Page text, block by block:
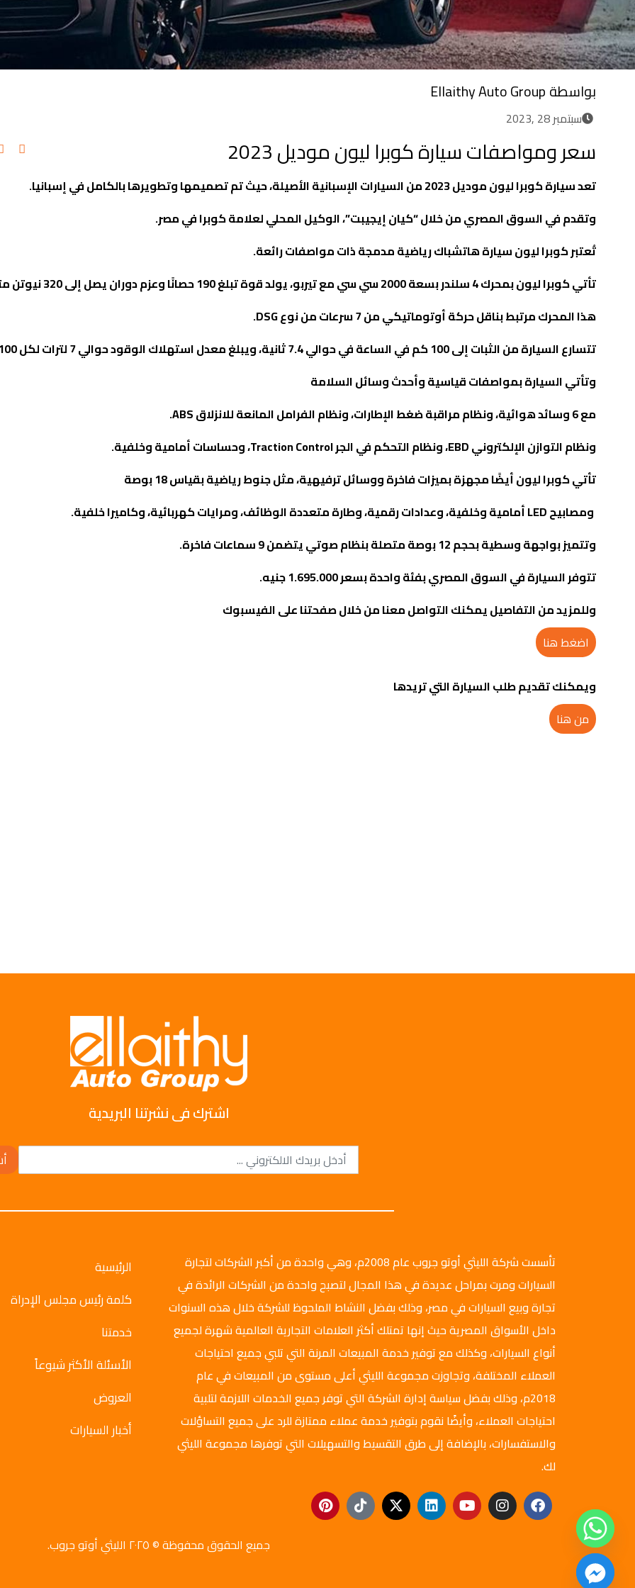
بواسطةEllaithy Auto Group
سبتمبر 28 ,2023
سعر ومواصفات سيارة كوبرا ليون موديل 2023
تعد سيارة كوبرا ليون موديل 2023 من السيارات الإسبانية الأصيلة، حيث تم تصميمها وتطويرها بالكامل في إسبانيا.
وتقدم في السوق المصري من خلال “كيان إيجيبت”، الوكيل المحلي لعلامة كوبرا في مصر.
تُعتبر كوبرا ليون سيارة هاتشباك رياضية مدمجة ذات مواصفات رائعة.
تأتي كوبرا ليون بمحرك 4 سلندر بسعة 2000 سي سي مع تيربو، يولد قوة تبلغ 190 حصانًا وعزم دوران يصل إلى 320 نيوتن متر.
هذا المحرك مرتبط بناقل حركة أوتوماتيكي من 7 سرعات من نوع
DSG
.
تتسارع السيارة من الثبات إلى 100 كم في الساعة في حوالي 7.4 ثانية، ويبلغ معدل استهلاك الوقود حوالي 7 لترات لكل 100 كيلومتر.
وتأتي السيارة بمواصفات قياسية وأحدث وسائل السلامة
مع 6 وسائد هوائية، ونظام مراقبة ضغط الإطارات، ونظام الفرامل المانعة للانزلاق
ABS
.
ونظام التوازن الإلكترونيEBD، ونظام التحكم في الجرTraction Control، وحساسات أمامية وخلفية.
تأتي كوبرا ليون أيضًا مجهزة بميزات فاخرة ووسائل ترفيهية، مثل جنوط رياضية بقياس 18 بوصة
ومصابيحLEDأمامية وخلفية، وعدادات رقمية، وطارة متعددة الوظائف، ومرايات كهربائية، وكاميرا خلفية.
وتتميز بواجهة وسطية بحجم 12 بوصة متصلة بنظام صوتي يتضمن 9 سماعات فاخرة.
تتوفر السيارة في السوق المصري بفئة واحدة بسعر 1.695.000 جنيه.
وللمزيد من التفاصيل يمكنك التواصل معنا من خلال صفحتنا على الفيسبوك
اضغط هنا
ويمكنك تقديم طلب السيارة التي تريدها
من هنا
اشترك فى نشرتنا البريدية
تأسست شركة الليثي أوتو جروب عام 2008م، وهي واحدة من أكبر الشركات لتجارة
السيارات ومرت بمراحل عديدة في هذا المجال لتصبح واحدة من الشركات الرائدة في
تجارة وبيع السيارات في مصر، وذلك بفضل النشاط الملحوظ للشركة خلال هذه السنوات
داخل الأسواق المصرية حيث إنها تمتلك أكثر العلامات التجارية العالمية شهرة لجميع
أنواع السيارات، وكذلك مع توفير خدمة المبيعات المرنة التي تلبي جميع احتياجات
العملاء المختلفة، وتجاوزت مجموعة الليثي أعلى مستوى من المبيعات في عام
2018م، وذلك بفضل سياسة إدارة الشركة التي توفر جميع الخدمات اللازمة لتلبية
احتياجات العملاء، وأيضًا نقوم بتوفير خدمة عملاء ممتازة للرد على جميع التساؤلات
والاستفسارات، بالإضافة إلى طرق التقسيط والتسهيلات التي توفرها مجموعة الليثي
لك.
الرئيسية
كلمة رئيس مجلس الإدراة
خدمتنا
الأسئلة الأكثر شيوعاً
العروض
أخبار السيارات
جميع الحقوق محفوظة © ٢٠٢٥ الليثي أوتو جروب.